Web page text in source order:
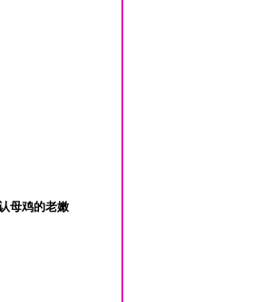
母鸡的老嫩